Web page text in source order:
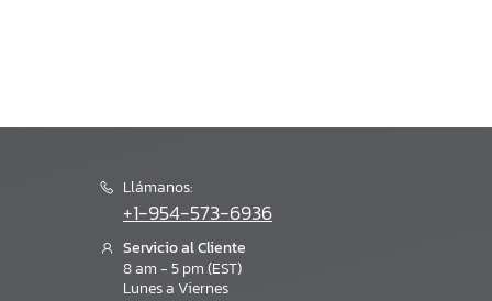
Llámanos:
+1-954-573-6936
Servicio al Cliente
8 am - 5 pm (EST)
Lunes a Viernes